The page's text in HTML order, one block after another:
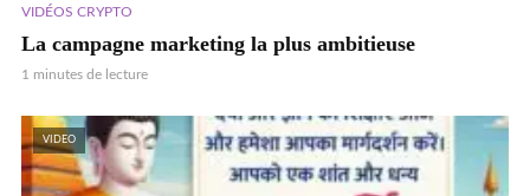
VIDÉOS CRYPTO
La campagne marketing la plus ambitieuse
1 minutes de lecture
VIDEO